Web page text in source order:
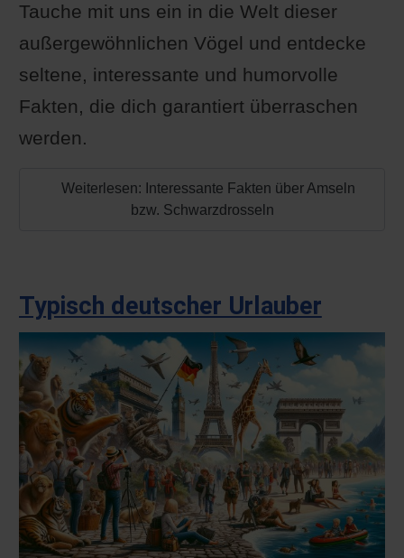
Tauche mit uns ein in die Welt dieser
außergewöhnlichen Vögel und entdecke
seltene, interessante und humorvolle
Fakten, die dich garantiert überraschen
werden.
Weiterlesen: Interessante Fakten über Amseln
bzw. Schwarzdrosseln
Typisch deutscher Urlauber